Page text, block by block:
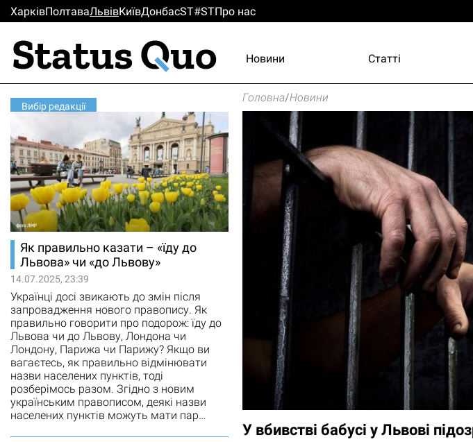
ХарківПолтаваЛьвiвКиïвДонбасST#STПро нас
Новини Статті
Вибір редакції
Як правильно казати – «їду до
Львова» чи «до Львову»
14.07.2025, 23:39
Українці досі звикають до змін після
запровадження нового правопису. Як
правильно говорити про подорож: їду до
Львова чи до Львову, Лондона чи
Лондону, Парижа чи Парижу? Якщо ви
вагаєтесь, як правильно відмінювати
назви населених пунктів, тоді
розберімось разом. Згідно з новим
українським правописом, деякі назви
населених пунктів можуть мати пар…
Головна/Новини
У вбивстві бабусі у Львові